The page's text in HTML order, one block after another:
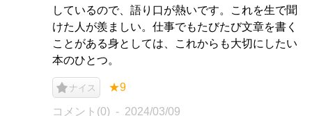
しているので、語り口が熱いです。これを生で聞
けた人が羨ましい。仕事でもたびたび文章を書く
ことがある身としては、これからも大切にしたい
本のひとつ。
ナイス ★9
コメント(0) 2024/03/09